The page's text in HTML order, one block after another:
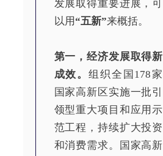
发展取得重要进展，可
以用“五新”来概括。
第一，经济发展取得新
成效。组织全国178家
国家高新区实施一批引
领型重大项目和应用示
范工程，持续扩大投资
和消费需求。国家高新